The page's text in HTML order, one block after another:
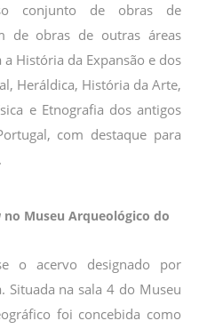
conjunto de obras de
de obras de outras áreas
História da Expansão e dos
Heráldica, História da Arte,
e Etnografia dos antigos
com destaque para
no Museu Arqueológico do
o acervo designado por
Situada na sala 4 do Museu
foi concebida como